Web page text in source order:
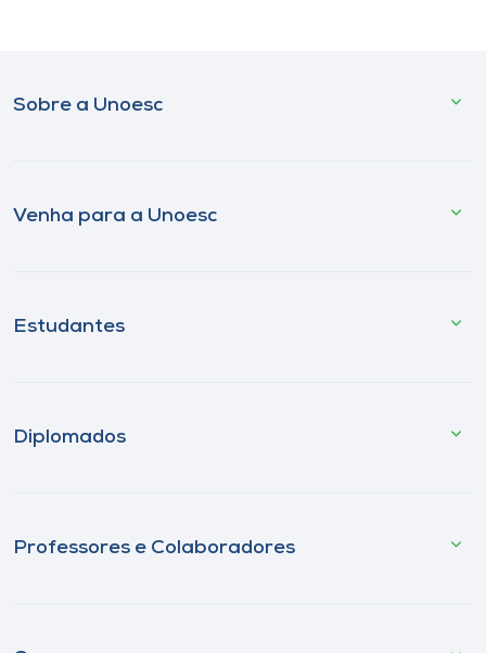
Sobre a Unoesc
Venha para a Unoesc
Estudantes
Diplomados
Professores e Colaboradores